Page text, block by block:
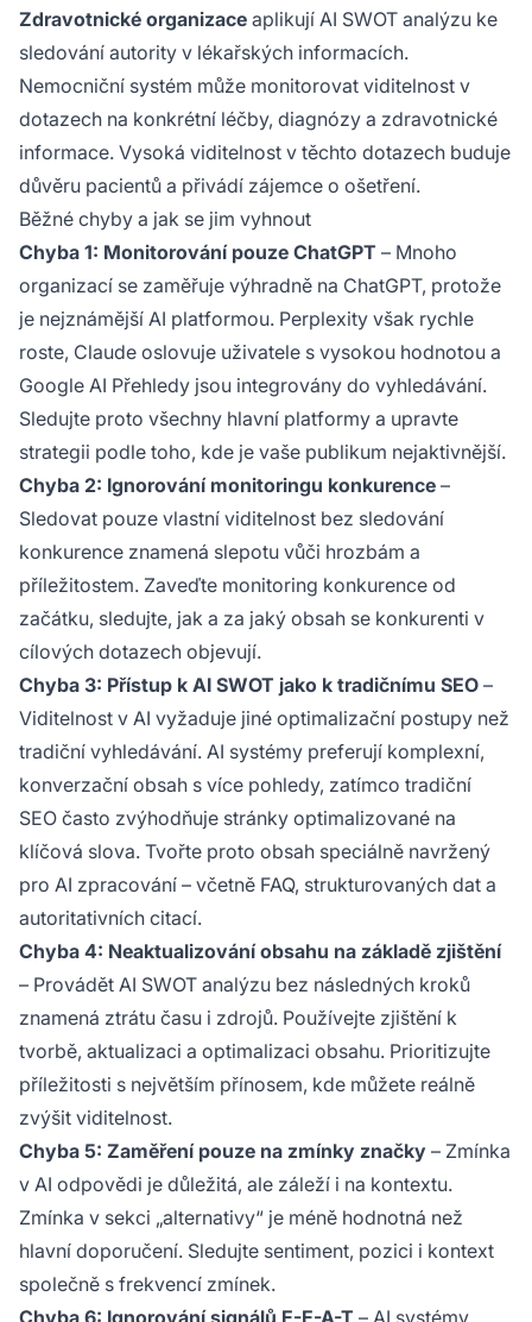
Zdravotnické organizace aplikují AI SWOT analýzu ke
sledování autority v lékařských informacích.
Nemocniční systém může monitorovat viditelnost v
dotazech na konkrétní léčby, diagnózy a zdravotnické
informace. Vysoká viditelnost v těchto dotazech buduje
důvěru pacientů a přivádí zájemce o ošetření.
Běžné chyby a jak se jim vyhnout
Chyba 1: Monitorování pouze ChatGPT – Mnoho
organizací se zaměřuje výhradně na ChatGPT, protože
je nejznámější AI platformou. Perplexity však rychle
roste, Claude oslovuje uživatele s vysokou hodnotou a
Google AI Přehledy jsou integrovány do vyhledávání.
Sledujte proto všechny hlavní platformy a upravte
strategii podle toho, kde je vaše publikum nejaktivnější.
Chyba 2: Ignorování monitoringu konkurence –
Sledovat pouze vlastní viditelnost bez sledování
konkurence znamená slepotu vůči hrozbám a
příležitostem. Zaveďte monitoring konkurence od
začátku, sledujte, jak a za jaký obsah se konkurenti v
cílových dotazech objevují.
Chyba 3: Přístup k AI SWOT jako k tradičnímu SEO –
Viditelnost v AI vyžaduje jiné optimalizační postupy než
tradiční vyhledávání. AI systémy preferují komplexní,
konverzační obsah s více pohledy, zatímco tradiční
SEO často zvýhodňuje stránky optimalizované na
klíčová slova. Tvořte proto obsah speciálně navržený
pro AI zpracování – včetně FAQ, strukturovaných dat a
autoritativních citací.
Chyba 4: Neaktualizování obsahu na základě zjištění
– Provádět AI SWOT analýzu bez následných kroků
znamená ztrátu času i zdrojů. Používejte zjištění k
tvorbě, aktualizaci a optimalizaci obsahu. Prioritizujte
příležitosti s největším přínosem, kde můžete reálně
zvýšit viditelnost.
Chyba 5: Zaměření pouze na zmínky značky – Zmínka
v AI odpovědi je důležitá, ale záleží i na kontextu.
Zmínka v sekci „alternativy“ je méně hodnotná než
hlavní doporučení. Sledujte sentiment, pozici i kontext
společně s frekvencí zmínek.